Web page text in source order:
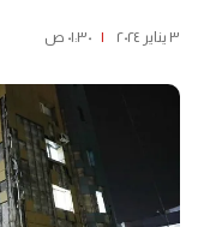
٣ يناير ٢٠٢٤ | ٠١:٣٠ ص